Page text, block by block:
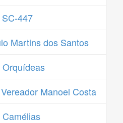
447
Martins dos Santos
Manoel Costa